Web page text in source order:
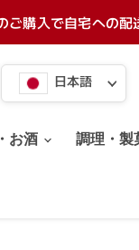
購入で自宅への配
言
語
日本語
お酒 調理・製